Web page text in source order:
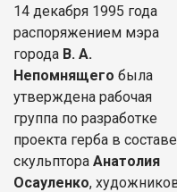
14 декабря 1995 года
распоряжением мэра
города В. А.
Непомнящего была
утверждена рабочая
группа по разработке
проекта герба в составе
скульптора Анатолия
Осауленко,